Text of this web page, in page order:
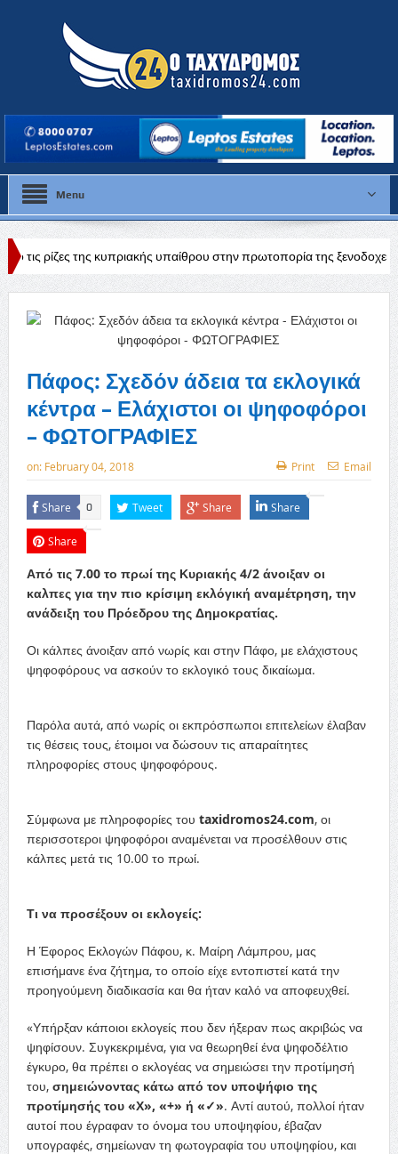
Menu
υπαίθρου στην πρωτοπορία της ξενοδοχειακής βιομηχανίας
Πάφος: Σχεδόν άδεια τα εκλογικά
κέντρα – Ελάχιστοι οι ψηφοφόροι
– ΦΩΤΟΓΡΑΦΙΕΣ
on: February 04, 2018 Print Email
Share 0 Tweet Share Share
Share
Από τις 7.00 το πρωί της Κυριακής 4/2 άνοιξαν οι
καλπες για την πιο κρίσιμη εκλόγική αναμέτρηση, την
ανάδειξη του Πρόεδρου της Δημοκρατίας.
Οι κάλπες άνοιξαν από νωρίς και στην Πάφο, με ελάχιστους
ψηφοφόρους να ασκούν το εκλογικό τους δικαίωμα.
Παρόλα αυτά, από νωρίς οι εκπρόσπωποι επιτελείων έλαβαν
τις θέσεις τους, έτοιμοι να δώσουν τις απαραίτητες
πληροφορίες στους ψηφοφόρους.
Σύμφωνα με πληροφορίες του taxidromos24.com, οι
περισσοτεροι ψηφοφόροι αναμένεται να προσέλθουν στις
κάλπες μετά τις 10.00 το πρωί.
Τι να προσέξουν οι εκλογείς:
Η Έφορος Εκλογών Πάφου, κ. Μαίρη Λάμπρου, μας
επισήμανε ένα ζήτημα, το οποίο είχε εντοπιστεί κατά την
προηγούμενη διαδικασία και θα ήταν καλό να αποφευχθεί.
«Υπήρξαν κάποιοι εκλογείς που δεν ήξεραν πως ακριβώς να
ψηφίσουν. Συγκεκριμένα, για να θεωρηθεί ένα ψηφοδέλτιο
έγκυρο, θα πρέπει ο εκλογέας να σημειώσει την προτίμησή
του, σημειώνοντας κάτω από τον υποψήφιο της
προτίμησής του «Χ», «+» ή «✓». Αντί αυτού, πολλοί ήταν
αυτοί που έγραφαν το όνομα του υποψηφίου, έβαζαν
υπογραφές, σημείωναν τη φωτογραφία του υποψηφίου, και